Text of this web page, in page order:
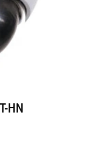
HN